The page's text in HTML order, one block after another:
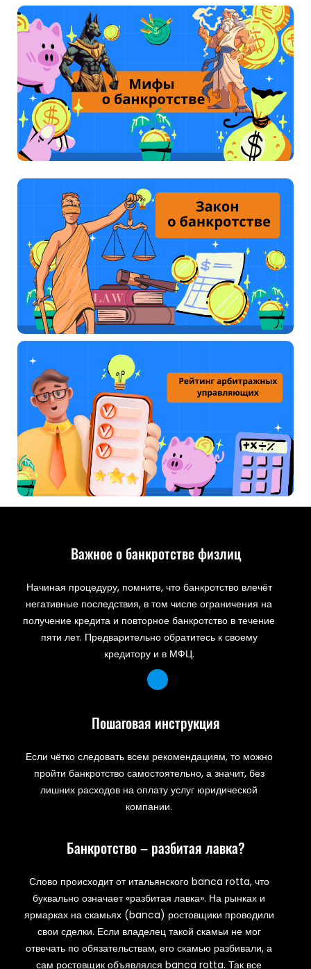
Важное о банкротстве физлиц
Начиная процедуру, помните, что банкротство влечёт
негативные последствия, в том числе ограничения на
получение кредита и повторное банкротство в течение
пяти лет. Предварительно обратитесь к своему
кредитору и в МФЦ.
Пошаговая инструкция
Если чётко следовать всем рекомендациям, то можно
пройти банкротство самостоятельно, а значит, без
лишних расходов на оплату услуг юридической
компании.
Банкротство – разбитая лавка?
Слово происходит от итальянского banca rotta, что
буквально означает «разбитая лавка». На рынках и
ярмарках на скамьях (banca) ростовщики проводили
свои сделки. Если владелец такой скамьи не мог
отвечать по обязательствам, его скамью разбивали, а
сам ростовщик объявлялся banca rotta. Так все